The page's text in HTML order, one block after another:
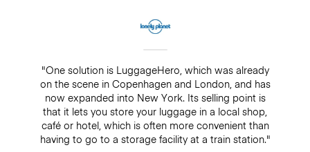
"One solution is LuggageHero, which was already
on the scene in Copenhagen and London, and has
now expanded into New York. Its selling point is
that it lets you store your luggage in a local shop,
café or hotel, which is often more convenient than
having to go to a storage facility at a train station."